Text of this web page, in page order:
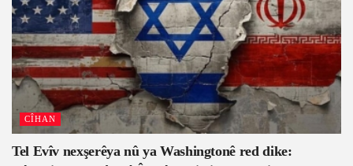
CÎHAN
Tel Evîv nexşerêya nû ya Washingtonê red dike: